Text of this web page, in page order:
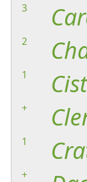
3
2
1
+
1
+